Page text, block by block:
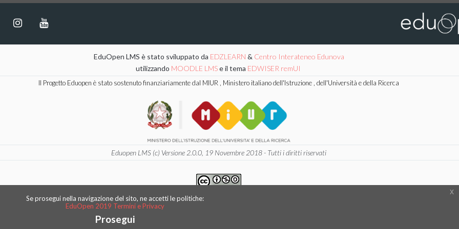
EduOpen LMS è stato sviluppato da EDZLEARN & Centro Interateneo Edunova
utilizzando MOODLE LMSe il tema EDWISER remUI
Il Progetto Eduopen è stato sostenuto finanziariamente dal MIUR , Ministero italiano dell'Istruzione , dell'Università e della Ricerca
Eduopen LMS (c) Versione 2.0.0, 19 Novembre 2018 - Tutti i diritti riservati
EduOpen contents are distribute with a Creative Commons 4.0 International
Attribution - NonCommercial - ShareAlike License.
Se prosegui nella navigazione del sito, ne accetti le politiche:
EduOpen 2019 Termini e Privacy
Prosegui
x